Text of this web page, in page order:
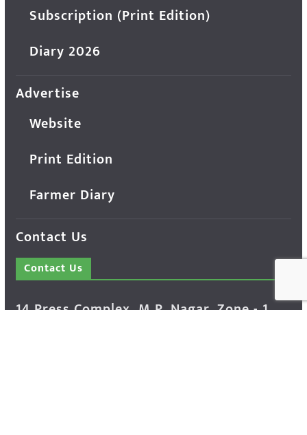
Subscription (Print Edition)
Diary 2026
Advertise
Website
Print Edition
Farmer Diary
Contact Us
Contact Us
14 Press Complex, M.P. Nagar, Zone - 1,